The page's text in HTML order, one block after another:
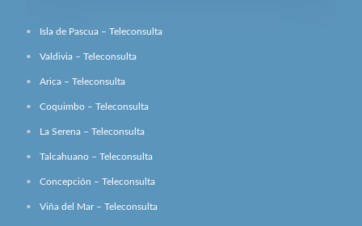
Isla de Pascua – Teleconsulta
Valdivia – Teleconsulta
Arica – Teleconsulta
Coquimbo – Teleconsulta
La Serena – Teleconsulta
Talcahuano – Teleconsulta
Concepción – Teleconsulta
Viña del Mar – Teleconsulta